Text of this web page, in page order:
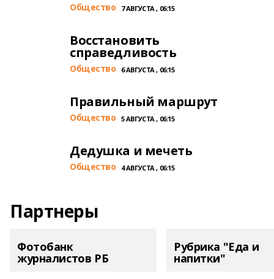
Общество 7 АВГУСТА , 06:15
Восстановить
справедливость
Общество 6 АВГУСТА , 06:15
Правильный маршрут
Общество 5 АВГУСТА , 06:15
Дедушка и мечеть
Общество 4 АВГУСТА , 06:15
Партнеры
Фотобанк
журналистов РБ
Рубрика "Еда и
напитки"